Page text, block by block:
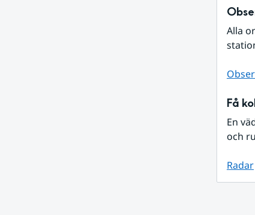
Alla
Få
En
och
Radar